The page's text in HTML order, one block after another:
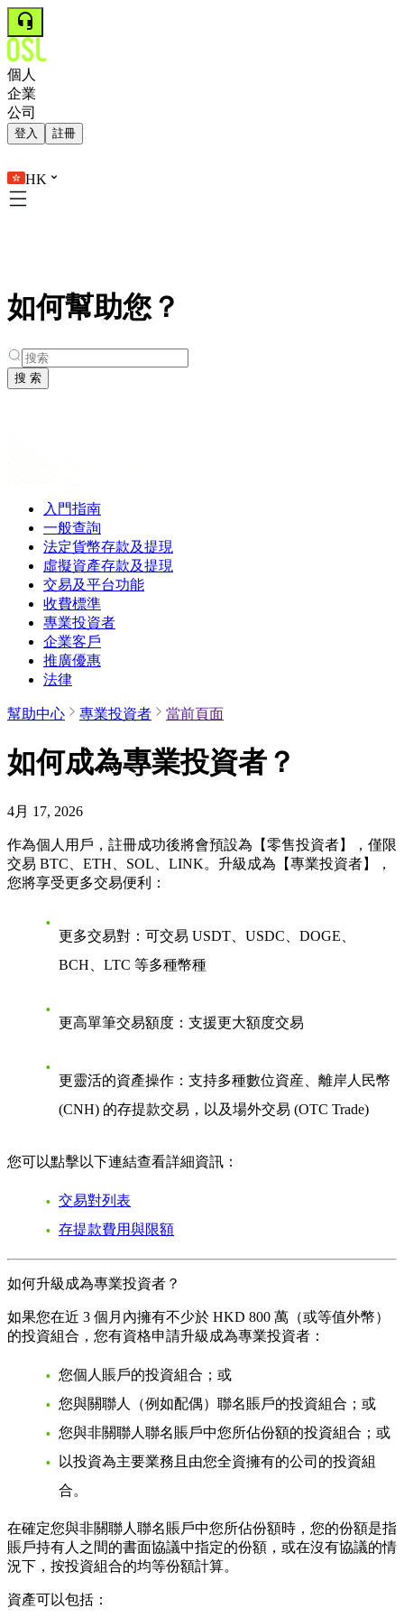
個人
企業
公司
登入 註冊
HK
如何幫助您？
搜 索
入門指南
一般查詢
法定貨幣存款及提現
虛擬資產存款及提現
交易及平台功能
收費標準
專業投資者
企業客戶
推廣優惠
法律
幫助中心 專業投資者 當前頁面
如何成為專業投資者？
4月 17, 2026
作為個人用戶， 註冊成功後將會預設為【零售投資者】， 僅限
交易 BTC、ETH、SOL、LINK。升級成為【專業投資者】，
您將享受更多交易便利：
更多交易對： 可交易 USDT、USDC、DOGE、
BCH、LTC 等多種幣種
更高單筆交易額度： 支援更大額度交易
更靈活的資產操作： 支持多種數位資産、離岸人民幣
(CNH) 的存提款交易，以及場外交易 (OTC Trade)
您可以點擊以下連結查看詳細資訊：
交易對列表
存提款費用與限額
如何升級成為專業投資者？
如果您在近 3 個月內擁有不少於 HKD 800 萬（或等值外幣）
的投資組合，您有資格申請升級成為專業投資者：
您個人賬戶的投資組合；或
您與關聯人（例如配偶）聯名賬戶的投資組合；或
您與非關聯人聯名賬戶中您所佔份額的投資組合；或
以投資為主要業務且由您全資擁有的公司的投資組
合。
在確定您與非關聯人聯名賬戶中您所佔份額時，您的份額是指
賬戶持有人之間的書面協議中指定的份額，或在沒有協議的情
況下，按投資組合的均等份額計算。
資產可以包括：